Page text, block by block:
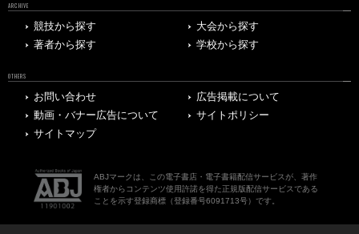
ARCHIVE
競技から探す
大会から探す
著者から探す
学校から探す
OTHERS
お問い合わせ
広告掲載について
動画・バナー広告について
サイトポリシー
サイトマップ
ABJマークは、この電子書店・電子書籍配信サービスが、著作
権者からコンテンツ使用許諾を得た正規版配信サービスである
ことを示す登録商標（登録番号6091713号）です。